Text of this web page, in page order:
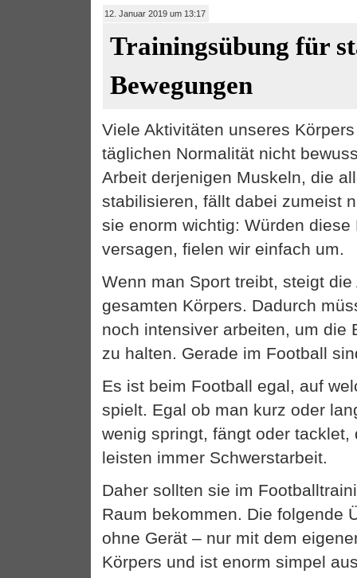
12. Januar 2019 um 13:17
Trainingsübung für
Bewegungen
Viele Aktivitäten unseres
täglichen Normalität nicht
Arbeit derjenigen Muskeln, die
stabilisieren, fällt dabei zumeist
sie enorm wichtig: Würden
versagen, fielen wir einfach um.
Wenn man Sport treibt, steigt
gesamten Körpers. Dadurch
noch intensiver arbeiten, um die
zu halten. Gerade im Football
Es ist beim Football egal, auf
spielt. Egal ob man kurz oder
wenig springt, fängt oder tacklet,
leisten immer Schwerstarbeit.
Daher sollten sie im
Raum bekommen. Die folgende
ohne Gerät – nur mit dem
Körpers und ist enorm simpel